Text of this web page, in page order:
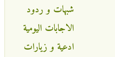
شبهات و ردود
الاجابات اليومية
ادعية و زيارات